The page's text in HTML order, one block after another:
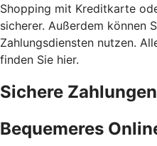
Shopping mit Kreditkarte
sicherer. Außerdem können
Zahlungsdiensten nutzen.
finden Sie hier.
Sichere Zahlungen
Bequemeres